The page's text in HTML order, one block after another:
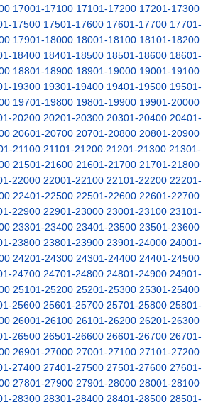
17001-17100 17101-17200 17201-17300
17500 17501-17600 17601-17700 17701-
17901-18000 18001-18100 18101-18200
18400 18401-18500 18501-18600 18601-
18801-18900 18901-19000 19001-19100
19300 19301-19400 19401-19500 19501-
19701-19800 19801-19900 19901-20000
20200 20201-20300 20301-20400 20401-
20601-20700 20701-20800 20801-20900
21100 21101-21200 21201-21300 21301-
21501-21600 21601-21700 21701-21800
22000 22001-22100 22101-22200 22201-
22401-22500 22501-22600 22601-22700
22900 22901-23000 23001-23100 23101-
23301-23400 23401-23500 23501-23600
23800 23801-23900 23901-24000 24001-
24201-24300 24301-24400 24401-24500
24700 24701-24800 24801-24900 24901-
25101-25200 25201-25300 25301-25400
25600 25601-25700 25701-25800 25801-
26001-26100 26101-26200 26201-26300
26500 26501-26600 26601-26700 26701-
26901-27000 27001-27100 27101-27200
27400 27401-27500 27501-27600 27601-
27801-27900 27901-28000 28001-28100
28300 28301-28400 28401-28500 28501-